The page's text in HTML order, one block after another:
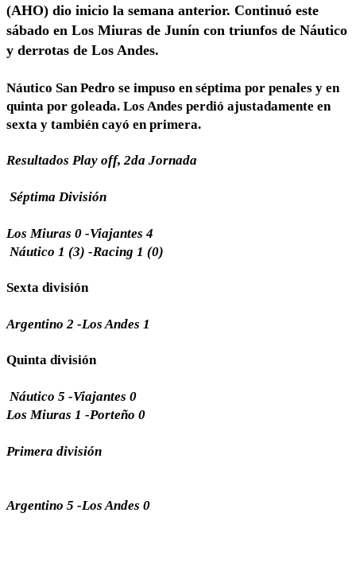
(AHO) dio inicio la semana anterior. Continuó este
sábado en Los Miuras de Junín con triunfos de Náutico
y derrotas de Los Andes.
Náutico San Pedro se impuso en séptima por penales y en
quinta por goleada. Los Andes perdió ajustadamente en
sexta y también cayó en primera.
Resultados Play off, 2da Jornada
Séptima División
Los Miuras 0 -Viajantes 4
Náutico 1 (3) -Racing 1 (0)
Sexta división
Argentino 2 -Los Andes 1
Quinta división
Náutico 5 -Viajantes 0
Los Miuras 1 -Porteño 0
Primera división
Argentino 5 -Los Andes 0